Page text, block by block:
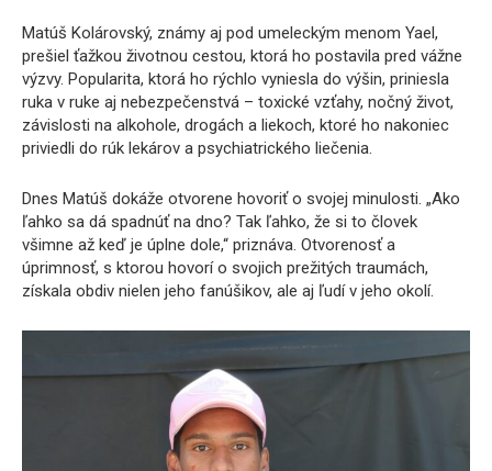
Matúš Kolárovský, známy aj pod umeleckým menom Yael,
prešiel ťažkou životnou cestou, ktorá ho postavila pred vážne
výzvy. Popularita, ktorá ho rýchlo vyniesla do výšin, priniesla
ruka v ruke aj nebezpečenstvá – toxické vzťahy, nočný život,
závislosti na alkohole, drogách a liekoch, ktoré ho nakoniec
priviedli do rúk lekárov a psychiatrického liečenia.
Dnes Matúš dokáže otvorene hovoriť o svojej minulosti. „Ako
ľahko sa dá spadnúť na dno? Tak ľahko, že si to človek
všimne až keď je úplne dole,“ priznáva. Otvorenosť a
úprimnosť, s ktorou hovorí o svojich prežitých traumách,
získala obdiv nielen jeho fanúšikov, ale aj ľudí v jeho okolí.